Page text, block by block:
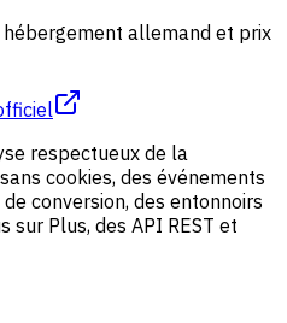
allemand et prix
respectueux de la
cookies, des événements
conversion, des entonnoirs
sur Plus, des API REST et